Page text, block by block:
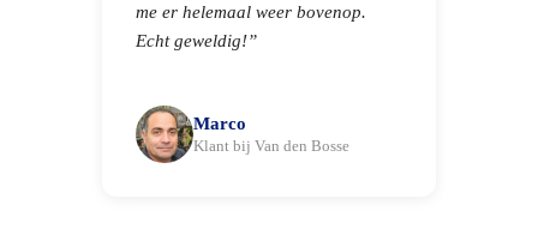
me er helemaal weer bovenop.
Echt geweldig!”
Marco
Klant bij Van den Bosse